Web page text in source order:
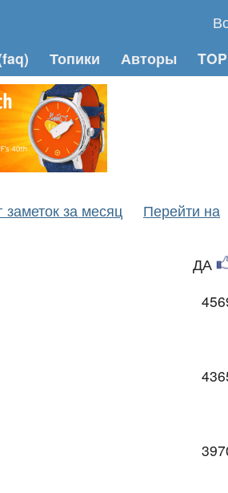
Топики Авторы
заметок за месяц
Перейти на
ДА